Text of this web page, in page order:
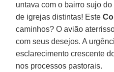
untava com o bairro sujo
de igrejas distintas! Este
caminhos? O avião
com seus desejos. A
esclarecimento crescente
nos processos pastorais.